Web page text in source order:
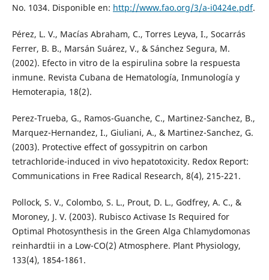
No. 1034. Disponible en: http://www.fao.org/3/a-i0424e.pdf.
Pérez, L. V., Macías Abraham, C., Torres Leyva, I., Socarrás
Ferrer, B. B., Marsán Suárez, V., & Sánchez Segura, M.
(2002). Efecto in vitro de la espirulina sobre la respuesta
inmune. Revista Cubana de Hematología, Inmunología y
Hemoterapia, 18(2).
Perez-Trueba, G., Ramos-Guanche, C., Martinez-Sanchez, B.,
Marquez-Hernandez, I., Giuliani, A., & Martinez-Sanchez, G.
(2003). Protective effect of gossypitrin on carbon
tetrachloride-induced in vivo hepatotoxicity. Redox Report:
Communications in Free Radical Research, 8(4), 215-221.
Pollock, S. V., Colombo, S. L., Prout, D. L., Godfrey, A. C., &
Moroney, J. V. (2003). Rubisco Activase Is Required for
Optimal Photosynthesis in the Green Alga Chlamydomonas
reinhardtii in a Low-CO(2) Atmosphere. Plant Physiology,
133(4), 1854-1861.